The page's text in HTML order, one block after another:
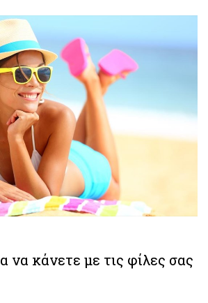
να κάνετε με τις φίλες σας